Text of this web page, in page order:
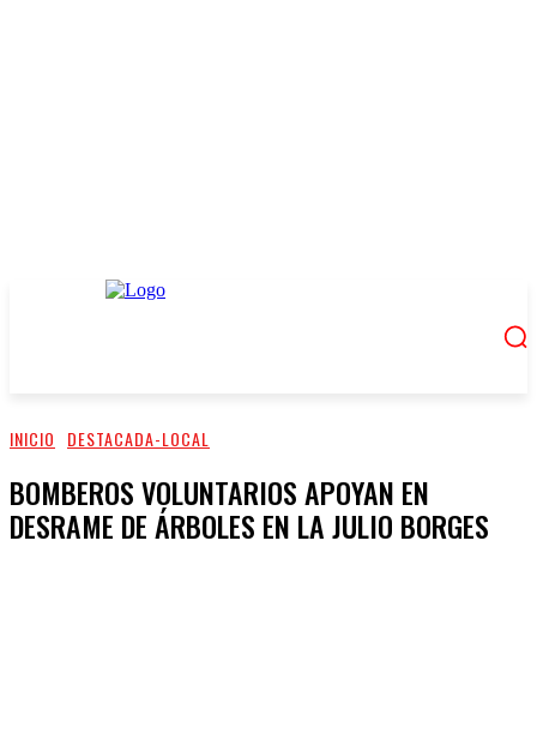
INICIO DESTACADA-LOCAL
BOMBEROS VOLUNTARIOS APOYAN EN
DESRAME DE ÁRBOLES EN LA JULIO BORGES